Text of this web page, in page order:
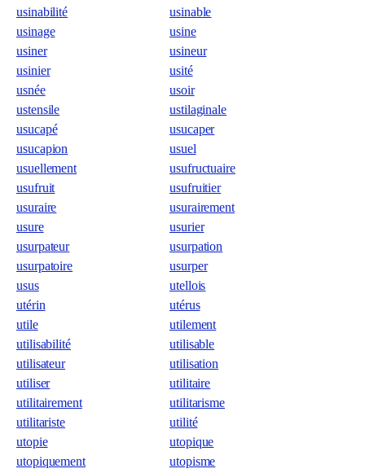
usinabilité
usinable
usinage
usine
usiner
usineur
usinier
usité
usnée
usoir
ustensile
ustilaginale
usucapé
usucaper
usucapion
usuel
usuellement
usufructuaire
usufruit
usufruitier
usuraire
usurairement
usure
usurier
usurpateur
usurpation
usurpatoire
usurper
usus
utellois
utérin
utérus
utile
utilement
utilisabilité
utilisable
utilisateur
utilisation
utiliser
utilitaire
utilitairement
utilitarisme
utilitariste
utilité
utopie
utopique
utopiquement
utopisme